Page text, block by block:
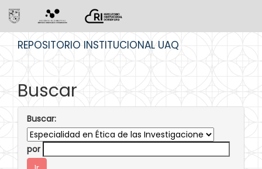
REPOSITORIO INSTITUCIONAL UAQ
Buscar
Buscar:
por